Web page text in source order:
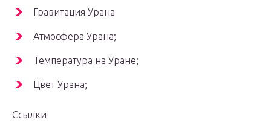
Гравитация Урана
Атмосфера Урана;
Температура на Уране;
Цвет Урана;
Ссылки